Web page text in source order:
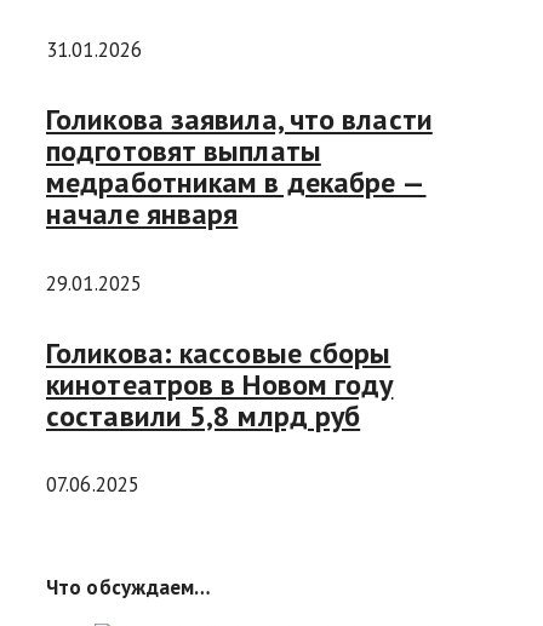
31.01.2026
Голикова заявила, что власти
подготовят выплаты
медработникам в декабре —
начале января
29.01.2025
Голикова: кассовые сборы
кинотеатров в Новом году
составили 5,8 млрд руб
07.06.2025
Что обсуждаем…